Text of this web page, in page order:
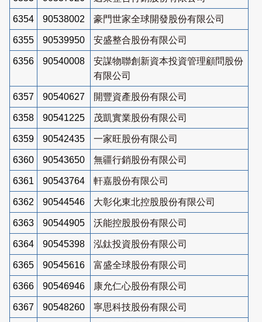
6354 90538002 豪門世家全球開發股份有限公司
6355 90539950 安盛整合股份有限公司
6356 90540008
安謀物聯創新資本投資管理顧問股份
有限公司
6357 90540627 開豐資產股份有限公司
6358 90541225 茂凱實業股份有限公司
6359 90542435 一家旺股份有限公司
6360 90543650 無疆行銷股份有限公司
6361 90543764 軒嘉股份有限公司
6362 90544546 大彰化東北控股股份有限公司
6363 90544905 沃能控股股份有限公司
6364 90545398 泓鈦投資股份有限公司
6365 90545616 富盛全球股份有限公司
6366 90546946 康允仁心股份有限公司
6367 90548260 寧思科技股份有限公司